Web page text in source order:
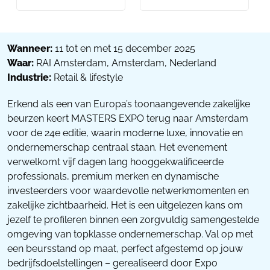
Wanneer: 11 tot en met 15 december 2025
Waar: RAI Amsterdam, Amsterdam, Nederland
Industrie: Retail & lifestyle
Erkend als een van Europa’s toonaangevende zakelijke
beurzen keert MASTERS EXPO terug naar Amsterdam
voor de 24e editie, waarin moderne luxe, innovatie en
ondernemerschap centraal staan. Het evenement
verwelkomt vijf dagen lang hooggekwalificeerde
professionals, premium merken en dynamische
investeerders voor waardevolle netwerkmomenten en
zakelijke zichtbaarheid. Het is een uitgelezen kans om
jezelf te profileren binnen een zorgvuldig samengestelde
omgeving van topklasse ondernemerschap. Val op met
een beursstand op maat, perfect afgestemd op jouw
bedrijfsdoelstellingen – gerealiseerd door Expo